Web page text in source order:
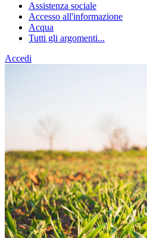
Assistenza sociale
Accesso all'informazione
Acqua
Tutti gli argomenti...
Accedi